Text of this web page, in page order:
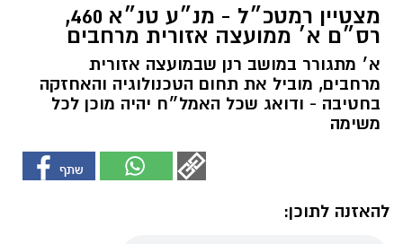
מצטיין רמטכ״ל - מנ״ע טנ״א 460,
רס״ם א׳ ממועצה אזורית מרחבים
א׳ מתגורר במושב רנן שבמועצה אזורית
מרחבים, מוביל את תחום הטכנולוגיה והאחזקה
בחטיבה - ודואג שכל האמל״ח יהיה מוכן לכל
משימה
להאזנה לתוכן: